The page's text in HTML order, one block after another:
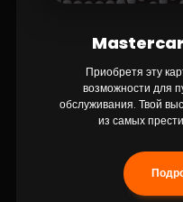
Приобретя эту
возможности для
обслуживания. Твой
из самых